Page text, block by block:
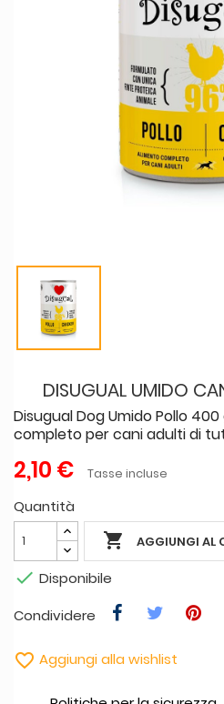
DISUGUAL UMIDO
Disugual Dog Umido Pollo
completo per cani adulti di
2,10 € Tasse incluse
Quantità
 AGGIUNGI AL
 Disponibile
Condividere
 Aggiungi alla wishlist